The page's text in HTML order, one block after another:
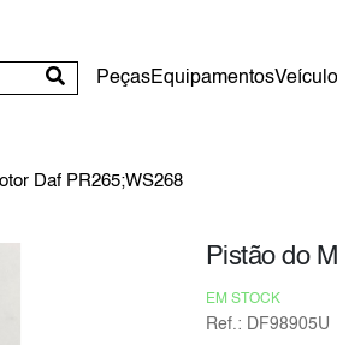
PeçasEquipamentos
Daf PR265;WS268
Pistão do
EM STOCK
Ref.: DF98905U